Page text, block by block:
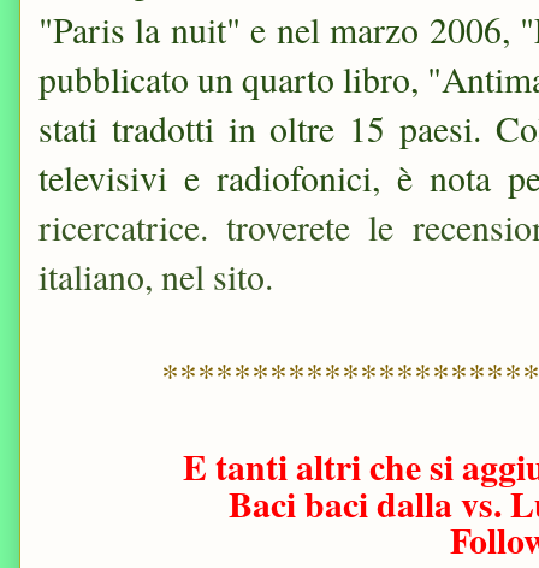
"Paris la nuit" e nel marzo 2006,
pubblicato un quarto libro,
stati tradotti in oltre 15 paesi.
televisivi e radiofonici, è nota
ricercatrice. troverete le
italiano, nel sito.
E tanti altri che si
Baci baci dalla vs.